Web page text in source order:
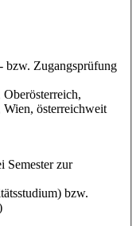
bzw. Zugangsprüfung
österreichweit
Semester zur
bzw.